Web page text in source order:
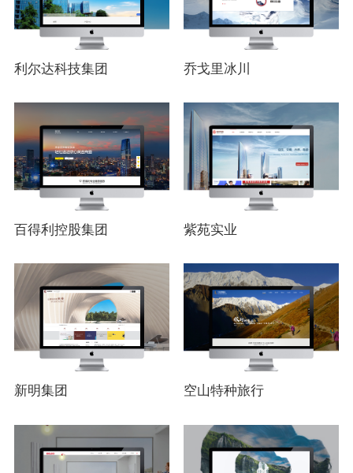
利尔达科技集团 乔戈里冰川
百得利控股集团 紫苑实业
新明集团 空山特种旅行